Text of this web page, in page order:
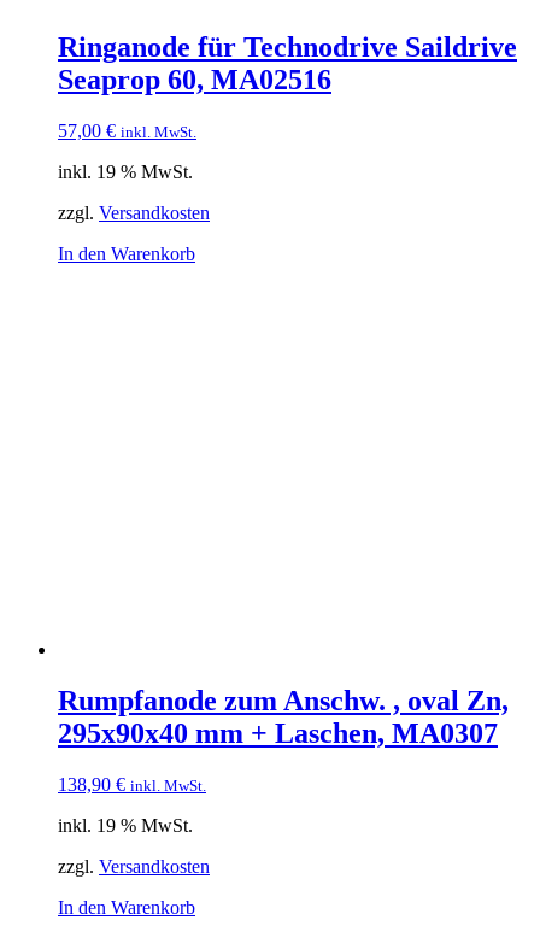
Ringanode für Technodrive Saildrive
Seaprop 60, MA02516
57,00 € inkl. MwSt.
inkl. 19 % MwSt.
zzgl. Versandkosten
In den Warenkorb
Rumpfanode zum Anschw. , oval Zn,
295x90x40 mm + Laschen, MA0307
138,90 € inkl. MwSt.
inkl. 19 % MwSt.
zzgl. Versandkosten
In den Warenkorb